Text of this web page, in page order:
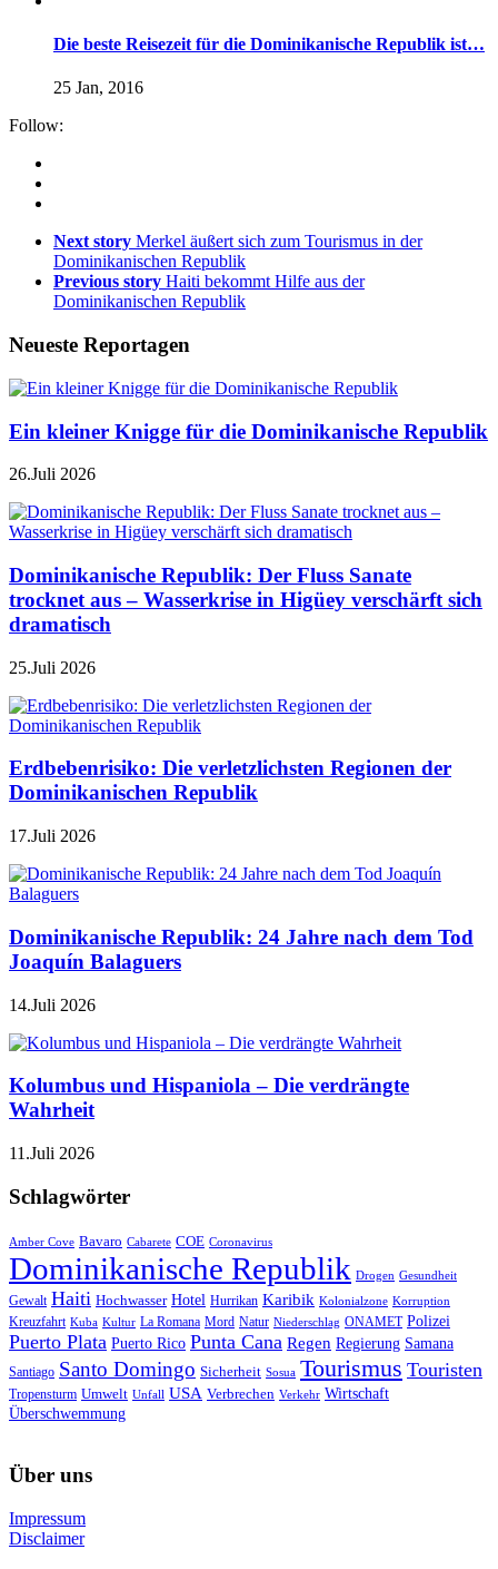
Die beste Reisezeit für die Dominikanische Republik ist…
25 Jan, 2016
Follow:
Next story Merkel äußert sich zum Tourismus in der
Dominikanischen Republik
Previous story Haiti bekommt Hilfe aus der
Dominikanischen Republik
Neueste Reportagen
Ein kleiner Knigge für die Dominikanische Republik
26.Juli 2026
Dominikanische Republik: Der Fluss Sanate
trocknet aus – Wasserkrise in Higüey verschärft sich
dramatisch
25.Juli 2026
Erdbebenrisiko: Die verletzlichsten Regionen der
Dominikanischen Republik
17.Juli 2026
Dominikanische Republik: 24 Jahre nach dem Tod
Joaquín Balaguers
14.Juli 2026
Kolumbus und Hispaniola – Die verdrängte
Wahrheit
11.Juli 2026
Schlagwörter
Amber Cove Bavaro Cabarete COE Coronavirus
Dominikanische Republik Drogen Gesundheit
Gewalt Haiti Hochwasser Hotel Hurrikan Karibik Kolonialzone Korruption
Kreuzfahrt Kuba Kultur La Romana Mord Natur Niederschlag ONAMET Polizei
Puerto Plata Puerto Rico Punta Cana Regen Regierung Samana
Santiago Santo Domingo Sicherheit Sosua Tourismus Touristen
Tropensturm Umwelt Unfall USA Verbrechen Verkehr Wirtschaft
Überschwemmung
Über uns
Impressum
Disclaimer